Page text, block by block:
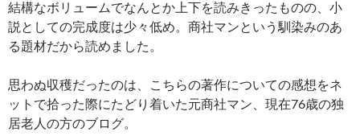
結構なボリュームでなんとか上下を読みきったものの、小
説としての完成度は少々低め。商社マンという馴染みのあ
る題材だから読めました。
思わぬ収穫だったのは、こちらの著作についての感想をネ
ットで拾った際にたどり着いた元商社マン、現在76歳の独
居老人の方のブログ。